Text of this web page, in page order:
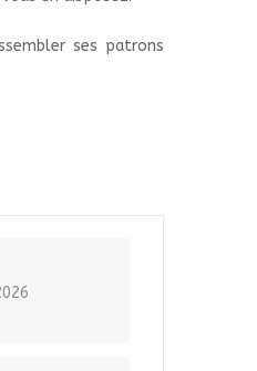
ses patrons